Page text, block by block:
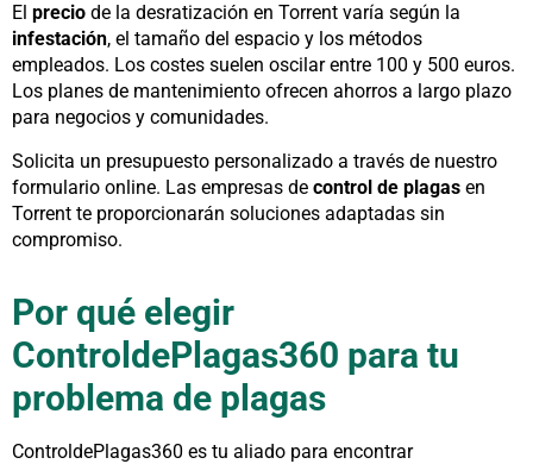
El precio de la desratización en Torrent varía según la
infestación, el tamaño del espacio y los métodos
empleados. Los costes suelen oscilar entre 100 y 500 euros.
Los planes de mantenimiento ofrecen ahorros a largo plazo
para negocios y comunidades.
Solicita un presupuesto personalizado a través de nuestro
formulario online. Las empresas de control de plagas en
Torrent te proporcionarán soluciones adaptadas sin
compromiso.
Por qué elegir
ControldePlagas360 para tu
problema de plagas
ControldePlagas360 es tu aliado para encontrar